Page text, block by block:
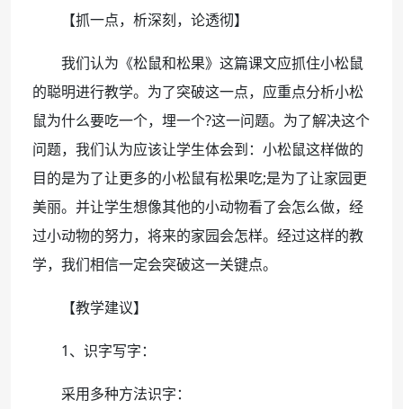
【抓一点，析深刻，论透彻】
我们认为《松鼠和松果》这篇课文应抓住小松鼠
的聪明进行教学。为了突破这一点，应重点分析小松
鼠为什么要吃一个，埋一个?这一问题。为了解决这个
问题，我们认为应该让学生体会到：小松鼠这样做的
目的是为了让更多的小松鼠有松果吃;是为了让家园更
美丽。并让学生想像其他的小动物看了会怎么做，经
过小动物的努力，将来的家园会怎样。经过这样的教
学，我们相信一定会突破这一关键点。
【教学建议】
1、识字写字：
采用多种方法识字：